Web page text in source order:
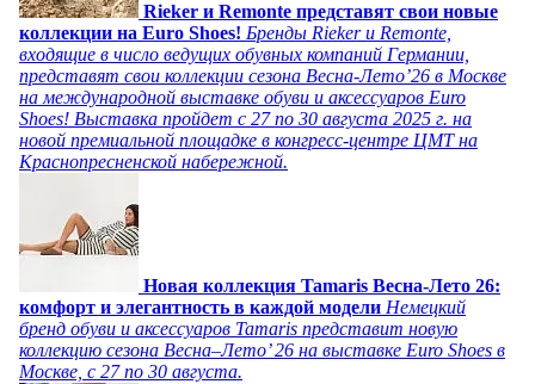
Rieker и Remonte представят свои новые
коллекции на Euro Shoes! Бренды Rieker и Remonte,
входящие в число ведущих обувных компаний Германии,
представят свои коллекции сезона Весна-Лето’26 в Москве
на международной выставке обуви и аксессуаров Euro
Shoes! Выставка пройдет c 27 по 30 августа 2025 г. на
новой премиальной площадке в конгресс-центре ЦМТ на
Краснопресненской набережной.
Новая коллекция Tamaris Весна-Лето 26:
комфорт и элегантность в каждой модели Немецкий
бренд обуви и аксессуаров Tamaris представит новую
коллекцию сезона Весна–Лето’ 26 на выставке Euro Shoes в
Москве, с 27 по 30 августа.